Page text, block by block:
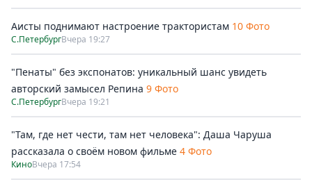
Аисты поднимают настроение трактористам 10 Фото
С.ПетербургВчера 19:27
"Пенаты" без экспонатов: уникальный шанс увидеть
авторский замысел Репина 9 Фото
С.ПетербургВчера 19:21
"Там, где нет чести, там нет человека": Даша Чаруша
рассказала о своём новом фильме 4 Фото
КиноВчера 17:54